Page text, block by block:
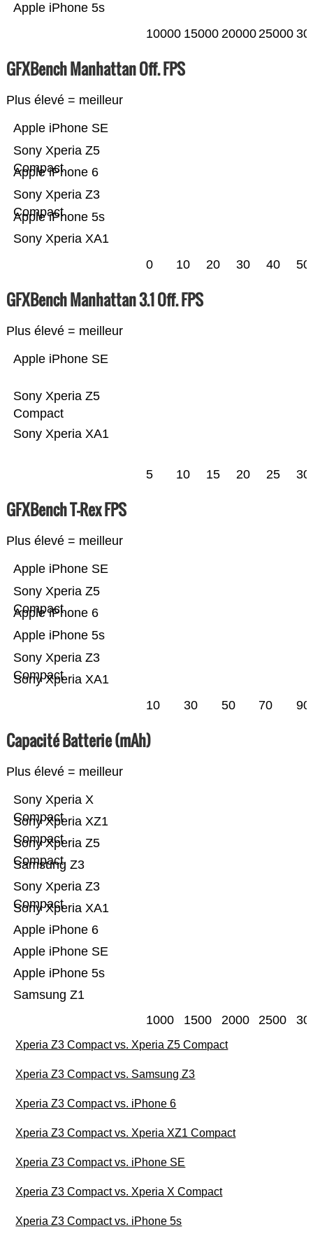
Apple iPhone 5s
10000 15000 2000025000
GFXBench Manhattan Off. FPS
Plus élevé = meilleur
Sony Xperia XA1
Apple iPhone 5s
Sony Xperia Z3
Compact
Apple iPhone 6
Sony Xperia Z5
Compact
Apple iPhone SE
0 10 20 30 40 50
GFXBench Manhattan 3.1 Off. FPS
Plus élevé = meilleur
Sony Xperia XA1
Sony Xperia Z5
Compact
Apple iPhone SE
5 10 15 20 25 30
GFXBench T-Rex FPS
Plus élevé = meilleur
Sony Xperia XA1
Sony Xperia Z3
Compact
Apple iPhone 5s
Apple iPhone 6
Sony Xperia Z5
Compact
Apple iPhone SE
10 30 50 70 90
Capacité Batterie (mAh)
Plus élevé = meilleur
Samsung Z1
Apple iPhone 5s
Apple iPhone SE
Apple iPhone 6
Sony Xperia XA1
Sony Xperia Z3
Compact
Samsung Z3
Sony Xperia Z5
Compact
Sony Xperia XZ1
Compact
Sony Xperia X
Compact
1000 1500 2000 2500
Xperia Z3 Compact vs. Xperia Z5 Compact
Xperia Z3 Compact vs. Samsung Z3
Xperia Z3 Compact vs. iPhone 6
Xperia Z3 Compact vs. Xperia XZ1 Compact
Xperia Z3 Compact vs. iPhone SE
Xperia Z3 Compact vs. Xperia X Compact
Xperia Z3 Compact vs. iPhone 5s